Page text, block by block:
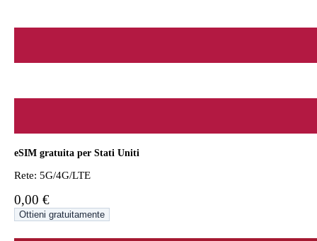
eSIM gratuita per Stati Uniti
Rete: 5G/4G/LTE
0,00 €
Ottieni gratuitamente